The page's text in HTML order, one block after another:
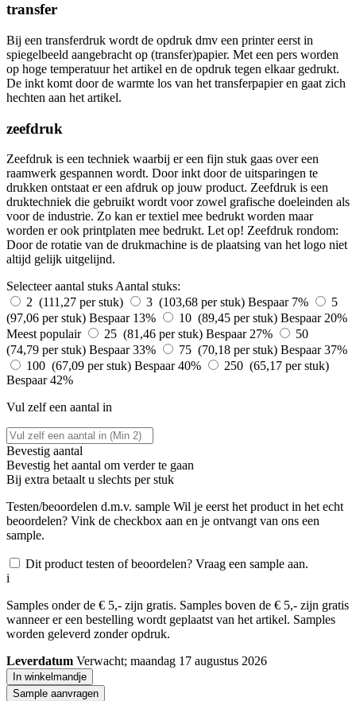
transfer
Bij een transferdruk wordt de opdruk dmv een printer eerst in
spiegelbeeld aangebracht op (transfer)papier. Met een pers worden
op hoge temperatuur het artikel en de opdruk tegen elkaar gedrukt.
De inkt komt door de warmte los van het transferpapier en gaat zich
hechten aan het artikel.
zeefdruk
Zeefdruk is een techniek waarbij er een fijn stuk gaas over een
raamwerk gespannen wordt. Door inkt door de uitsparingen te
drukken ontstaat er een afdruk op jouw product. Zeefdruk is een
druktechniek die gebruikt wordt voor zowel grafische doeleinden als
voor de industrie. Zo kan er textiel mee bedrukt worden maar
worden er ook printplaten mee bedrukt. Let op! Zeefdruk rondom:
Door de rotatie van de drukmachine is de plaatsing van het logo niet
altijd gelijk uitgelijnd.
Selecteer aantal stuks Aantal stuks:
2 (111,27 per stuk)
3 (103,68 per stuk) Bespaar 7%
5
(97,06 per stuk) Bespaar 13% 10 (89,45 per stuk) Bespaar 20%
Meest populair
25 (81,46 per stuk) Bespaar 27%
50
(74,79 per stuk) Bespaar 33% 75 (70,18 per stuk) Bespaar 37%
100 (67,09 per stuk) Bespaar 40%
250 (65,17 per stuk)
Bespaar 42%
Vul zelf een aantal in
Bevestig aantal
Bevestig het aantal om verder te gaan
Bij extra betaalt u slechts per stuk
Testen/beoordelen d.m.v. sample Wil je eerst het product in het echt
beoordelen? Vink de checkbox aan en je ontvangt van ons een
sample.
Dit product testen of beoordelen? Vraag een sample aan.
i
Samples onder de € 5,- zijn gratis. Samples boven de € 5,- zijn gratis
wanneer er een bestelling wordt geplaatst van het artikel. Samples
worden geleverd zonder opdruk.
Leverdatum Verwacht; maandag 17 augustus 2026
In winkelmandje
Sample aanvragen